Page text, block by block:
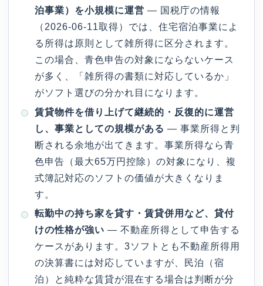
泊事業）を小規模に運営 — 国税庁の情報
（2026-06-11取得）では、住宅宿泊事業によ
る所得は原則として雑所得に区分されます。
この場合、青色申告の対象にならないケース
が多く、「雑所得の書類に対応しているか」
がソフト選びの分かれ目になります。
賃貸物件を借り上げて継続的・反復的に運営
し、事業としての規模がある — 事業所得と判
断される余地が出てきます。事業所得なら青
色申告（最大65万円控除）の対象になり、複
式簿記対応のソフトの価値が大きくなりま
す。
転勤中の持ち家を貸す・賃貸併用など、貸付
けの性格が強い — 不動産所得として申告する
ケースがあります。3ソフトとも不動産所得用
の決算書には対応していますが、民泊（宿
泊）と純粋な賃貸が混在する場合は判断が分